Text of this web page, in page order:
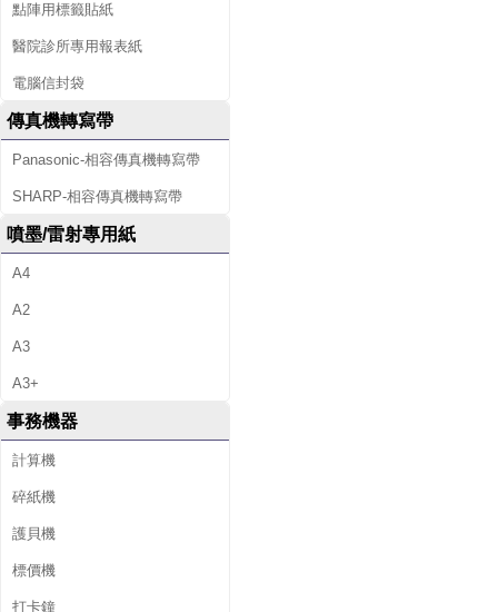
點陣用標籤貼紙
醫院診所專用報表紙
電腦信封袋
傳真機轉寫帶
Panasonic-相容傳真機轉寫帶
SHARP-相容傳真機轉寫帶
噴墨/雷射專用紙
A4
A2
A3
A3+
事務機器
計算機
碎紙機
護貝機
標價機
打卡鐘